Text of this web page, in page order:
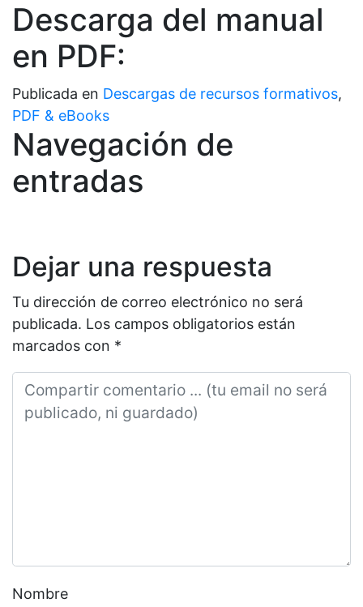
Descarga del manual
en PDF:
Publicada en Descargas de recursos formativos,
PDF & eBooks
Navegación de
entradas
Dejar una respuesta
Tu dirección de correo electrónico no será
publicada. Los campos obligatorios están
marcados con *
Nombre